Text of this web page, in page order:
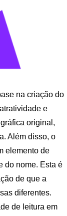
na criação do
e
original,
Além disso, o
elemento de
do nome. Esta é
de que a
diferentes.
de leitura em